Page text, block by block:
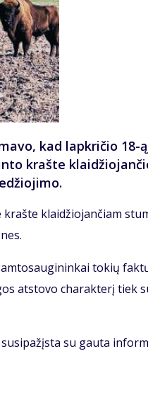
kad lapkričio 18-
krašte
klaidžiojančiam
tokių
atstovo charakterį tiek
su gauta